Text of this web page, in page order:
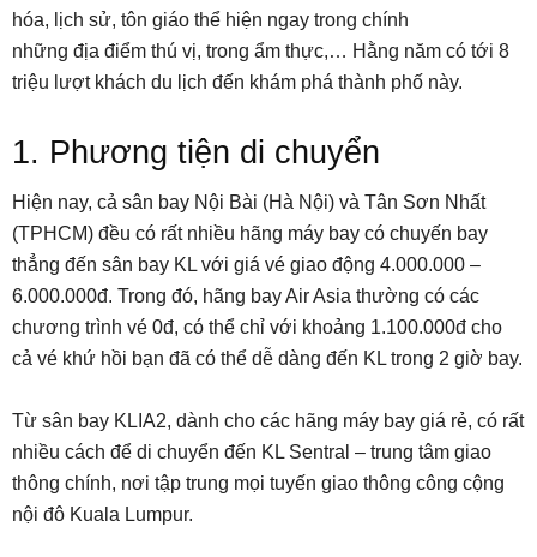
hóa, lịch sử, tôn giáo thể hiện ngay trong chính
những địa điểm thú vị, trong ẩm thực,… Hằng năm có tới 8
triệu lượt khách du lịch đến khám phá thành phố này.
1. Phương tiện di chuyển
Hiện nay, cả sân bay Nội Bài (Hà Nội) và Tân Sơn Nhất
(TPHCM) đều có rất nhiều hãng máy bay có chuyến bay
thẳng đến sân bay KL với giá vé giao động 4.000.000 –
6.000.000đ. Trong đó, hãng bay Air Asia thường có các
chương trình vé 0đ, có thể chỉ với khoảng 1.100.000đ cho
cả vé khứ hồi bạn đã có thể dễ dàng đến KL trong 2 giờ bay.
Từ sân bay KLIA2, dành cho các hãng máy bay giá rẻ, có rất
nhiều cách để di chuyển đến KL Sentral – trung tâm giao
thông chính, nơi tập trung mọi tuyến giao thông công cộng
nội đô Kuala Lumpur.